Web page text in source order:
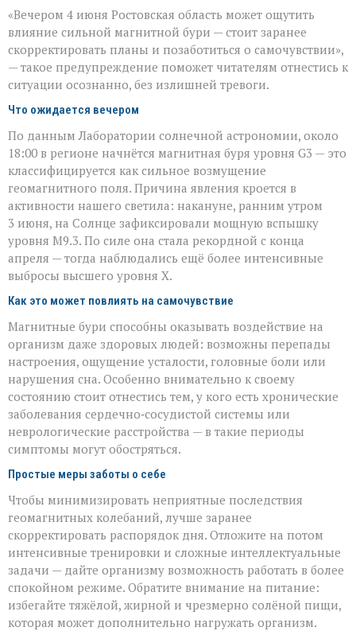
буря
4 июня:
подготовиться
жителям
Ростовской
«Вечером 4 июня Ростовская область может ощутить
влияние сильной магнитной бури — стоит заранее
скорректировать планы и позаботиться о самочувствии»,
— такое предупреждение поможет читателям отнестись к
ситуации осознанно, без излишней тревоги.
Что ожидается вечером
По данным Лаборатории солнечной астрономии, около
18:00 в регионе начнётся магнитная буря уровня G3 — это
классифицируется как сильное возмущение
геомагнитного поля. Причина явления кроется в
активности нашего светила: накануне, ранним утром
3 июня, на Солнце зафиксировали мощную вспышку
уровня M9.3. По силе она стала рекордной с конца
апреля — тогда наблюдались ещё более интенсивные
выбросы высшего уровня Х.
Как это может повлиять на самочувствие
Магнитные бури способны оказывать воздействие на
организм даже здоровых людей: возможны перепады
настроения, ощущение усталости, головные боли или
нарушения сна. Особенно внимательно к своему
состоянию стоит отнестись тем, у кого есть хронические
заболевания сердечно‑сосудистой системы или
неврологические расстройства — в такие периоды
симптомы могут обостряться.
Простые меры заботы о себе
Чтобы минимизировать неприятные последствия
геомагнитных колебаний, лучше заранее
скорректировать распорядок дня. Отложите на потом
интенсивные тренировки и сложные интеллектуальные
задачи — дайте организму возможность работать в более
спокойном режиме. Обратите внимание на питание:
избегайте тяжёлой, жирной и чрезмерно солёной пищи,
которая может дополнительно нагружать организм.